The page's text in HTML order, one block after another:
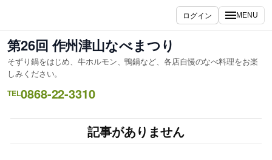
を
ス
キ
ッ
プ
ログイン MENU
第26回 作州津山なべまつり
そずり鍋をはじめ、牛ホルモン、鴨鍋など、各店自慢のなべ料理をお楽
しみください。
TEL0868-22-3310
記事がありません